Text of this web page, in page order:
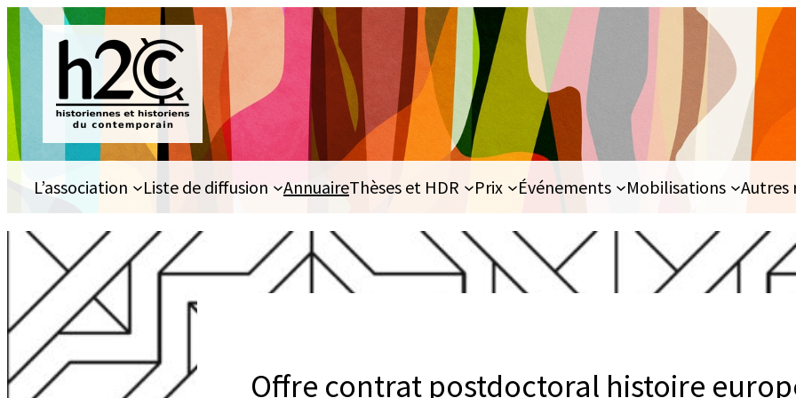
Aller
au
contenu
L’association Liste de diffusion AnnuaireThèses et HDR Prix Événements Mobilisations Autres
Offre contrat postdoctoral histoire